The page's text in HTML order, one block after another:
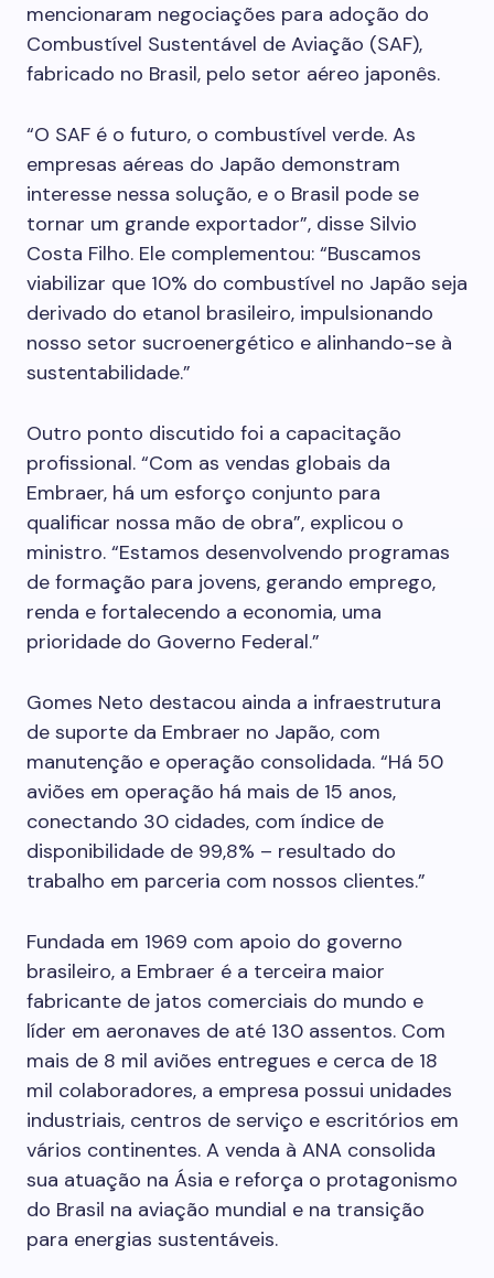
mencionaram negociações para adoção do
Combustível Sustentável de Aviação (SAF),
fabricado no Brasil, pelo setor aéreo japonês.
“O SAF é o futuro, o combustível verde. As
empresas aéreas do Japão demonstram
interesse nessa solução, e o Brasil pode se
tornar um grande exportador”, disse Silvio
Costa Filho. Ele complementou: “Buscamos
viabilizar que 10% do combustível no Japão seja
derivado do etanol brasileiro, impulsionando
nosso setor sucroenergético e alinhando-se à
sustentabilidade.”
Outro ponto discutido foi a capacitação
profissional. “Com as vendas globais da
Embraer, há um esforço conjunto para
qualificar nossa mão de obra”, explicou o
ministro. “Estamos desenvolvendo programas
de formação para jovens, gerando emprego,
renda e fortalecendo a economia, uma
prioridade do Governo Federal.”
Gomes Neto destacou ainda a infraestrutura
de suporte da Embraer no Japão, com
manutenção e operação consolidada. “Há 50
aviões em operação há mais de 15 anos,
conectando 30 cidades, com índice de
disponibilidade de 99,8% – resultado do
trabalho em parceria com nossos clientes.”
Fundada em 1969 com apoio do governo
brasileiro, a Embraer é a terceira maior
fabricante de jatos comerciais do mundo e
líder em aeronaves de até 130 assentos. Com
mais de 8 mil aviões entregues e cerca de 18
mil colaboradores, a empresa possui unidades
industriais, centros de serviço e escritórios em
vários continentes. A venda à ANA consolida
sua atuação na Ásia e reforça o protagonismo
do Brasil na aviação mundial e na transição
para energias sustentáveis.